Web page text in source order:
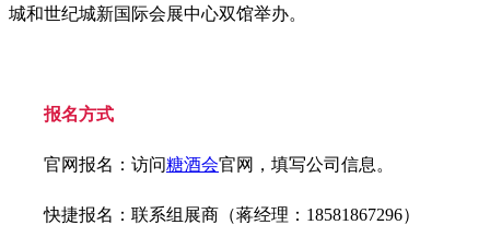
城‌和‌世纪城新国际会展中心‌双馆举办‌。
报名方式
官网报名‌：访问糖酒会官网，填写公司信息‌。
快捷报名‌：联系组展商（蒋经理：18581867296）